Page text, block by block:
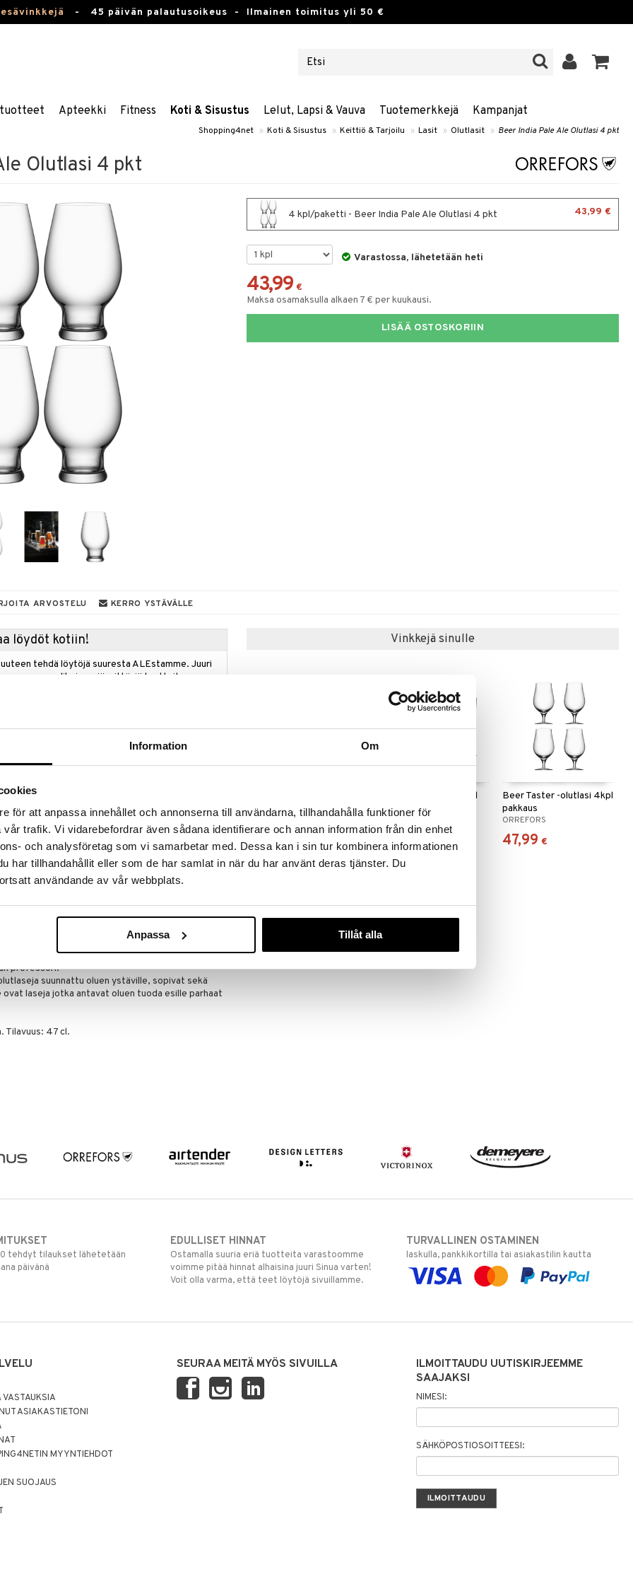
Information Om
för att anpassa innehållet och annonserna till användarna, tillhandahålla funktioner för
trafik. Vi vidarebefordrar även sådana identifierare och annan information från din enhet
och analysföretag som vi samarbetar med. Dessa kan i sin tur kombinera informationen
har tillhandahållit eller som de har samlat in när du har använt deras tjänster. Du
användande av vår webbplats.
Anpassa Tillåt alla
- 45 päivän palautusoikeus - Ilmainen toimitus yli 50 €
Apteekki Fitness Koti & Sisustus Lelut, Lapsi & Vauva Tuotemerkkejä Kampanjat
Shopping4net » Koti & Sisustus » Keittiö & Tarjoilu » Lasit » Olutlasit » Beer India Pale Ale Olutlasi 4 pkt
Olutlasi 4 pkt
4 kpl/paketti - Beer India Pale Ale Olutlasi 4 pkt 43,99 €
Varastossa, lähetetään heti
43,99 €
Maksa osamaksulla alkaen 7 € per kuukausi.
LISÄÄ OSTOSKORIIN
ARVOSTELU KERRO YSTÄVÄLLE
löydöt kotiin!
tehdä löytöjä suuresta ALEstamme. Juuri
suuren valikoiman jännittäviä tuotteita
ale-löydöt »
sisältää olutlaseja jotka on suunniteltu erityisesti
osana lasi IPA. Sarjan lasien päälimmäinen
tuoksu ja maku ja nyt juhlistamme merkkiä
korkeassa lasissa, mutta tämä ei pidä paikkaansa.
antaa olueelle voimakkaan tuoksun ja maun ja usein
ja sen vuoksi sivutuoksuja joita ei haluta ale-
IPA-lasi on sen muotoinen ettei se peitä mitään
että se miellyttää oluen nauttijaa. ”
professori.
suunnattu oluen ystäville, sopivat sekä
laseja jotka antavat oluen tuoda esille parhaat
Tilavuus: 47 cl.
Vinkkejä sinulle
pakkaus
ORREFORS
45,99 €
Beer Pils -olutlasi 4kpl
pakkaus
ORREFORS
47,90 €
Beer Taster -olutlasi 4kpl
pakkaus
ORREFORS
47,99 €
tehdyt tilaukset lähetetään
päivänä
EDULLISET HINNAT
Ostamalla suuria eriä tuotteita varastoomme
voimme pitää hinnat alhaisina juuri Sinua varten!
Voit olla varma, että teet löytöjä sivuillamme.
TURVALLINEN OSTAMINEN
laskulla, pankkikortilla tai asiakastilin kautta
ASIAKASTIETONI
MYYNTIEHDOT
SUOJAUS
SEURAA MEITÄ MYÖS SIVUILLA
ILMOITTAUDU UUTISKIRJEEMME
SAAJAKSI
NIMESI:
SÄHKÖPOSTIOSOITTEESI: